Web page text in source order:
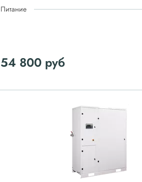
Питание
54 800руб